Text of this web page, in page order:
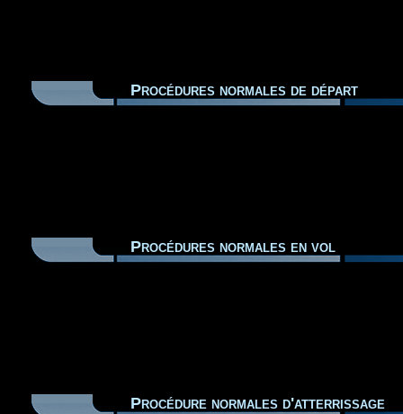
Procédures normales de départ
Procédures normales en vol
Procédure normales d'atterrissage